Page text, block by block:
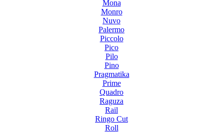
Mona
Monro
Nuvo
Palermo
Piccolo
Pico
Pilo
Pino
Pragmatika
Prime
Quadro
Raguza
Rail
Ringo Cut
Roll